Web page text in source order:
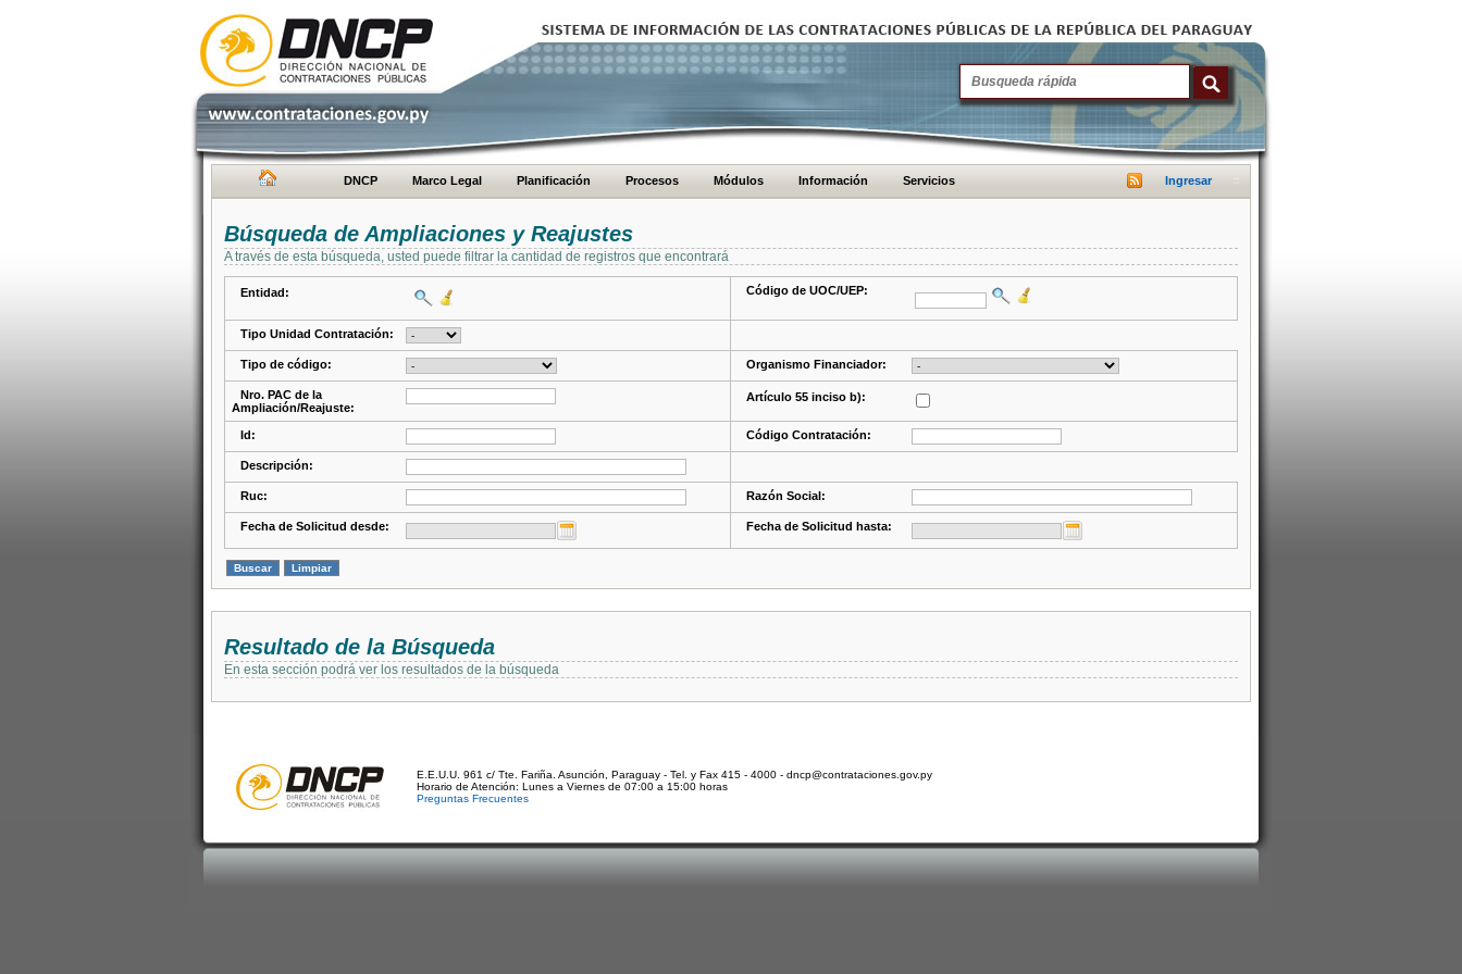
DNCP Marco Legal Planificación Procesos Módulos Información Servicios Ingresar
Búsqueda de Ampliaciones y Reajustes
A través de esta búsqueda, usted puede filtrar la cantidad de registros que encontrará
Entidad: Código de UOC/UEP:
Tipo Unidad Contratación:
Tipo de código: Organismo Financiador:
Nro. PAC de la
Ampliación/Reajuste:
Artículo 55 inciso b):
Id: Código Contratación:
Descripción:
Ruc: Razón Social:
Fecha de Solicitud desde: Fecha de Solicitud hasta:
Resultado de la Búsqueda
En esta sección podrá ver los resultados de la búsqueda
E.E.U.U. 961 c/ Tte. Fariña. Asunción, Paraguay - Tel. y Fax 415 - 4000 - dncp@contrataciones.gov.py
Horario de Atención: Lunes a Viernes de 07:00 a 15:00 horas
Preguntas Frecuentes